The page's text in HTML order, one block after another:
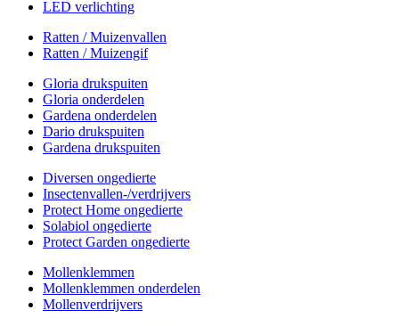
LED verlichting
Ratten / Muizenvallen
Ratten / Muizengif
Gloria drukspuiten
Gloria onderdelen
Gardena onderdelen
Dario drukspuiten
Gardena drukspuiten
Diversen ongedierte
Insectenvallen-/verdrijvers
Protect Home ongedierte
Solabiol ongedierte
Protect Garden ongedierte
Mollenklemmen
Mollenklemmen onderdelen
Mollenverdrijvers